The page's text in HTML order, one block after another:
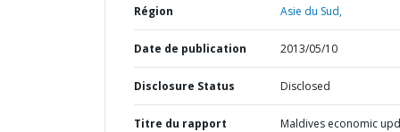
Région Asie du Sud,
Date de publication 2013/05/10
Disclosure Status Disclosed
Titre du rapport Maldives economic